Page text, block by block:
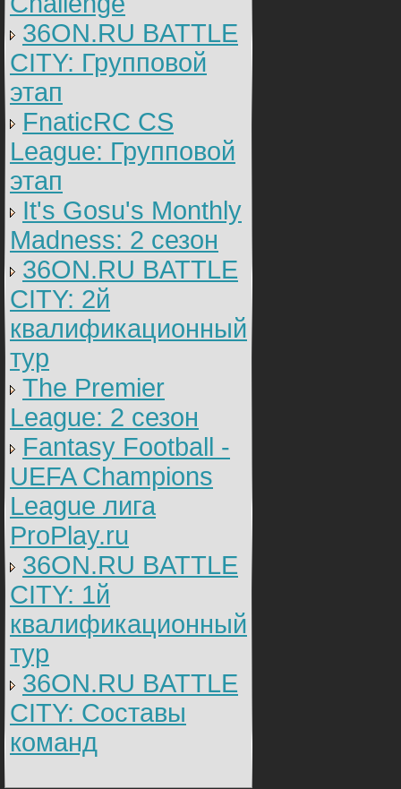
36ON.RU BATTLE
CITY: Групповой
этап
FnaticRC CS
League: Групповой
этап
It's Gosu's Monthly
Madness: 2 сезон
36ON.RU BATTLE
CITY: 2й
квалификационный
тур
The Premier
League: 2 cезон
Fantasy Football -
UEFA Champions
League лига
ProPlay.ru
36ON.RU BATTLE
CITY: 1й
квалификационный
тур
36ON.RU BATTLE
CITY: Составы
команд